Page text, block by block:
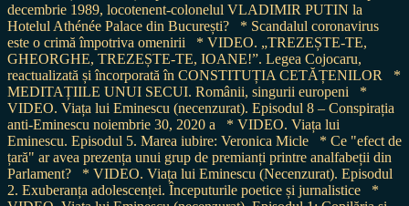
decembrie 1989, locotenent-colonelul VLADIMIR PUTIN la
Hotelul Athénée Palace din București?
* Scandalul coronavirus
este o crimă împotriva omenirii
* VIDEO. „TREZEȘTE-TE,
GHEORGHE, TREZEȘTE-TE, IOANE!”. Legea Cojocaru,
reactualizată și încorporată în CONSTITUȚIA CETĂȚENILOR
*
MEDITAȚIILE UNUI SECUI. Românii, singurii europeni
*
VIDEO. Viața lui Eminescu (necenzurat). Episodul 8 – Conspirația
anti-Eminescu noiembrie 30, 2020 a
* VIDEO. Viața lui
Eminescu. Episodul 5. Marea iubire: Veronica Micle
* Ce "efect de
țară" ar avea prezența unui grup de premianți printre analfabeții din
Parlament?
* VIDEO. Viața lui Eminescu (Necenzurat). Episodul
2. Exuberanța adolescenței. Începuturile poetice și jurnalistice
*